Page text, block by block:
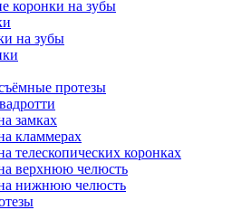
коронки на зубы
на зубы
протезы
замках
кламмерах
телескопических коронках
верхнюю челюсть
нижнюю челюсть